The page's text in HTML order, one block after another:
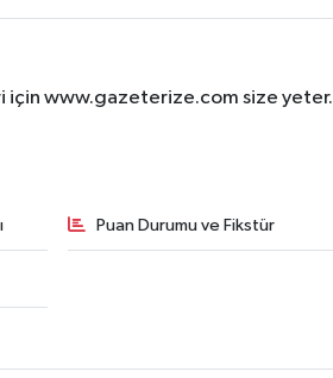
için www.gazeterize.com size yeter.
Puan Durumu ve Fikstür